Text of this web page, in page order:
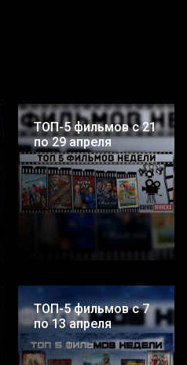
ТОП-5 фильмов с 21
по 29 апреля
ТОП-5 фильмов с 7
по 13 апреля